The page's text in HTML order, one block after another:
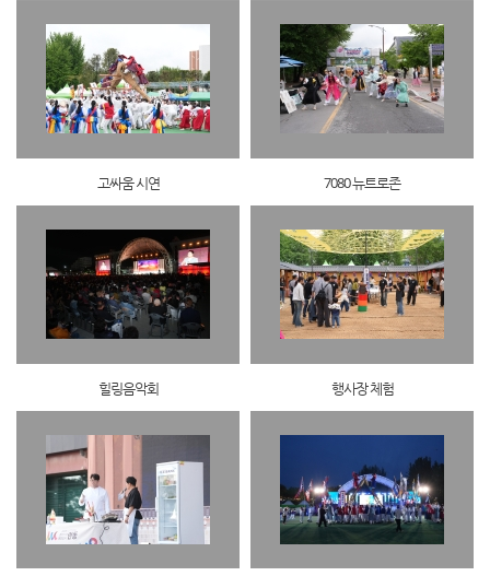
고싸움 시연 7080 뉴트로존
힐링음악회 행사장 체험